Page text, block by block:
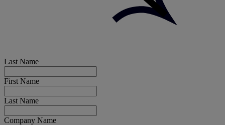
Last Name
First Name
Last Name
Company Name